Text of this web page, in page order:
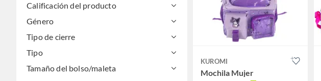
Calificación del producto
Género
Tipo de cierre
Tipo
Tamaño del bolso/maleta
KUROMI
Mochila Mujer